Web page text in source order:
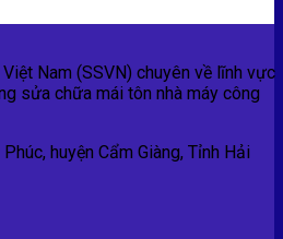
Nam (SSVN) chuyên về lĩnh vực
sửa chữa mái tôn nhà máy công
huyện Cẩm Giàng, Tỉnh Hải